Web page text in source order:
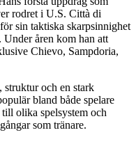
rodret i U.S. Città di
sin taktiska skarpsinnighet
Under åren kom han att
Chievo, Sampdoria,
och en stark
bland både spelare
olika spelsystem och
som tränare.